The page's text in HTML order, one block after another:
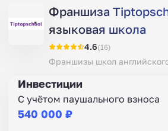
Франшиза
языковая школа
4.6(16)
Франшизы школ
Инвестиции
С учётом паушального взноса
540 000 ₽